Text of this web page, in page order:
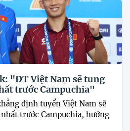
"ĐT Việt Nam sẽ tung
trước Campuchia"
định tuyển Việt Nam sẽ
trước Campuchia, hướng